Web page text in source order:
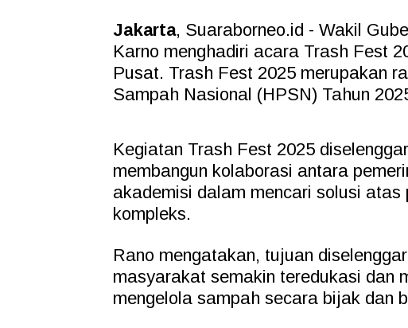
Jakarta, Suaraborneo.id - Wakil
Karno menghadiri acara Trash Fest
Pusat. Trash Fest 2025 merupakan
Sampah Nasional (HPSN) Tahun
Kegiatan Trash Fest 2025
membangun kolaborasi antara
akademisi dalam mencari solusi
kompleks.
Rano mengatakan, tujuan
masyarakat semakin teredukasi dan
mengelola sampah secara bijak dan